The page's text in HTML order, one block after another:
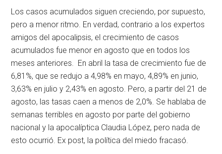
Los casos acumulados siguen creciendo, por supuesto,
pero a menor ritmo. En verdad, contrario a los expertos
amigos del apocalipsis, el crecimiento de casos
acumulados fue menor en agosto que en todos los
meses anteriores. En abril la tasa de crecimiento fue de
6,81%, que se redujo a 4,98% en mayo, 4,89% en junio,
3,63% en julio y 2,43% en agosto. Pero, a partir del 21 de
agosto, las tasas caen a menos de 2,0%. Se hablaba de
semanas terribles en agosto por parte del gobierno
nacional y la apocalíptica Claudia López, pero nada de
esto ocurrió. Ex post, la política del miedo fracasó.